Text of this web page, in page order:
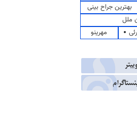
بهترین جراح بینی
ملل
مهرینو